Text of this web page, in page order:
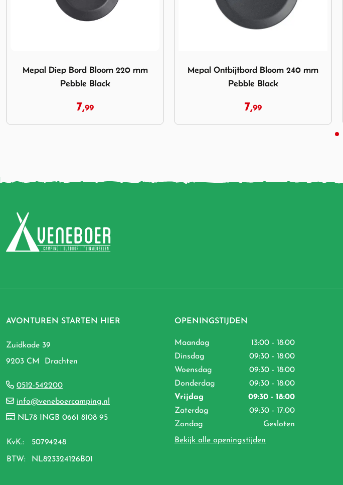
Mepal Ontbijtbord Bloom 240 mm
Pebble Black
7,99
Mepal Saladebestek 2-delig Pebble
Black
7,99
AVONTUREN STARTEN HIER
Zuidkade 39
9203 CM Drachten
0512-542200
info@veneboercamping.nl
NL78 INGB 0661 8108 95
KvK.: 50794248
BTW: NL823324126B01
OPENINGSTIJDEN
Maandag
13:00 - 18:00
Dinsdag
09:30 - 18:00
Woensdag
09:30 - 18:00
Donderdag
09:30 - 18:00
Vrijdag
09:30 - 18:00
Zaterdag
09:30 - 17:00
Zondag
Gesloten
Bekijk alle openingstijden